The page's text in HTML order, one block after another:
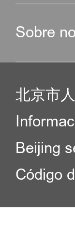
Sobre
北京市
Beijing
Código